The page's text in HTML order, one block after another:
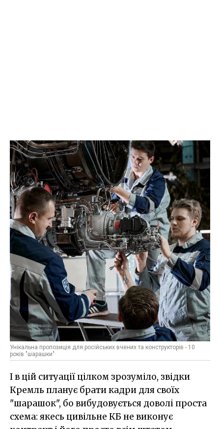
Унікальна пропозиція для російських вчених та конструкторів - 10
років "шарашки"
І в цій ситуації цілком зрозуміло, звідки
Кремль планує брати кадри для своїх
"шарашок", бо вибудовується доволі проста
схема: якесь цивільне КБ не виконує